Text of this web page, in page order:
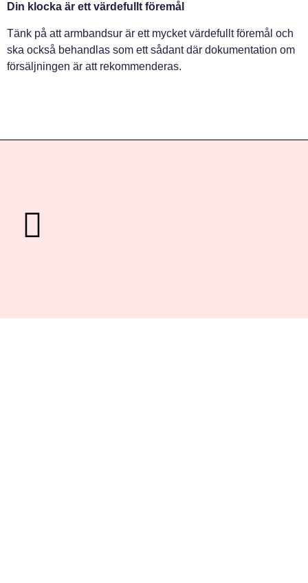
Din klocka är ett värdefullt föremål
Tänk på att armbandsur är ett mycket värdefullt föremål och
ska också behandlas som ett sådant där dokumentation om
försäljningen är att rekommenderas.